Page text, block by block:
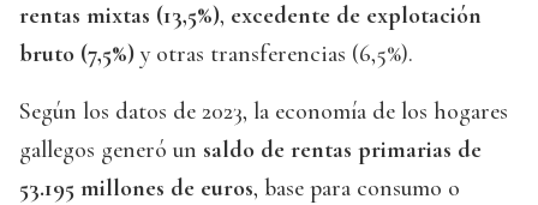
rentas mixtas (13,5%), excedente de explotación
bruto (7,5%) y otras transferencias (6,5%).
Según los datos de 2023, la economía de los hogares
gallegos generó un saldo de rentas primarias de
53.195 millones de euros, base para consumo o